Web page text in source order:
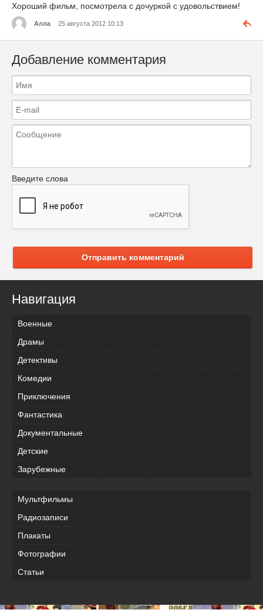
Хороший фильм, посмотрела с дочуркой с удовольствием!
Алла 25 августа 2012 10:13
Добавление комментария
Введите слова
Отправить комментарий
Навигация
Военные
Драмы
Детективы
Комедии
Приключения
Фантастика
Документальные
Детские
Зарубежные
Мультфильмы
Радиозаписи
Плакаты
Фотографии
Статьи